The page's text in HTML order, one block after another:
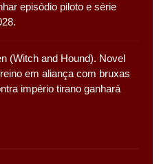
episódio piloto e série
(Witch and Hound). Novel
em aliança com bruxas
império tirano ganhará